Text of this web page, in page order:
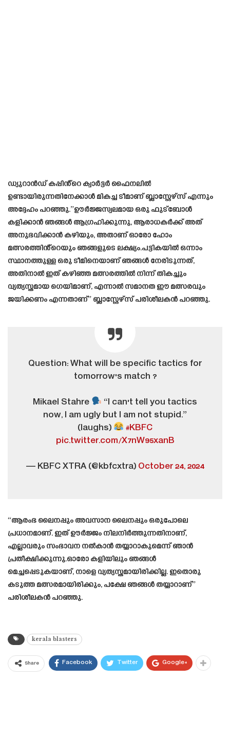
ഡ്യുറാൻഡ് കപ്പിൻ്റെ ക്വാർട്ടർ ഫൈനലിൽ
ഉണ്ടായിരുന്നതിനേക്കാൾ മികച്ച ടീമാണ് ബ്ലാസ്റ്റേഴ്‌സ് എന്നും
അദ്ദേഹം പറഞ്ഞു.”ഊർജ്ജസ്വലമായ ഒരു ഫുട്ബോൾ
കളിക്കാൻ ഞങ്ങൾ ആഗ്രഹിക്കുന്നു, ആരാധകർക്ക് അത്
അനുഭവിക്കാൻ കഴിയും, അതാണ് ഓരോ ഹോം
മത്സരത്തിൻ്റെയും ഞങ്ങളുടെ ലക്ഷ്യം.പട്ടികയിൽ ഒന്നാം
സ്ഥാനത്തുള്ള ഒരു ടീമിനെയാണ് ഞങ്ങൾ നേരിടുന്നത്,
അതിനാൽ ഇത് കഴിഞ്ഞ മത്സരത്തിൽ നിന്ന് തികച്ചും
വ്യത്യസ്തമായ ഗെയിമാണ്, എന്നാൽ സമാനത ഈ മത്സരവും
ജയിക്കണം എന്നതാണ്” ബ്ലാസ്റ്റേഴ്‌സ് പരിശീലകൻ പറഞ്ഞു.
Question: What will be specific tactics for
tomorrow's match ?
Mikael Stahre
“I can't tell you tactics
now, I am ugly but I am not stupid.”
(laughs)
#KBFC
pic.twitter.com/X7nW95xanB
— KBFC XTRA (@kbfcxtra) October 24, 2024
“ആരംഭ ലൈനപ്പും അവസാന ലൈനപ്പും ഒരുപോലെ
പ്രധാനമാണ്. ഇത് ഊർജ്ജം നിലനിർത്തുന്നതിനാണ്,
എല്ലാവരും സംഭാവന നൽകാൻ തയ്യാറാകുമെന്ന് ഞാൻ
പ്രതീക്ഷിക്കുന്നു.ഓരോ കളിയിലും ഞങ്ങൾ
മെച്ചപ്പെടുകയാണ്, നാളെ വ്യത്യസ്തമായിരിക്കില്ല. ഇതൊരു
കടുത്ത മത്സരമായിരിക്കും, പക്ഷേ ഞങ്ങൾ തയ്യാറാണ്”
പരിശീലകൻ പറഞ്ഞു.
kerala blasters
Share Facebook Twitter Google+